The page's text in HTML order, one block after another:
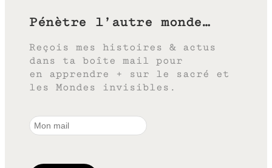
Pénètre l’autre monde…
Reçois mes histoires & actus
dans ta boîte mail pour
en apprendre + sur le sacré et
les Mondes invisibles.